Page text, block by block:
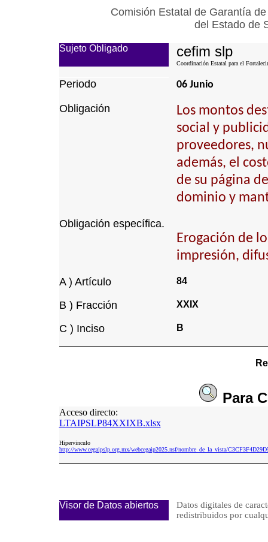
Comisión Estatal de Garantía
del Estado de
Sujeto Obligado cefim slp
Coordinación Estatal para el
Periodo 06 Junio
Obligación
Los montos
social y
proveedores,
además, el
de su página
dominio y
Obligación específica.
Erogación de
impresión,
A ) Artículo 84
B ) Fracción XXIX
C ) Inciso B
Para
Acceso directo:
LTAIPSLP84XXIXB.xlsx
Hipervinculo
http://www.cegaipslp.org.mx/webcegaip2025.nsf/nombre_de_la_vista/
Visor de Datos abiertos
Datos digitales de
redistribuidos por